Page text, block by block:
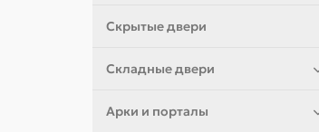
Скрытые двери
Складные двери
Арки и порталы